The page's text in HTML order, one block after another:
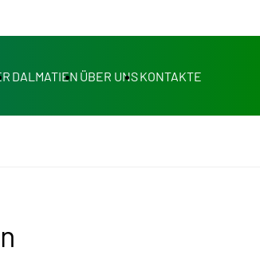
DALMATIEN ÜBER UNSKONTAKTE